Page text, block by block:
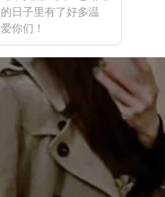
日子里有了好多温
你们！